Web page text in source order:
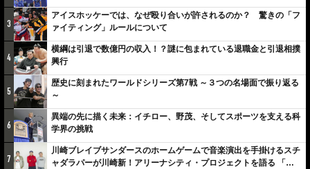
3
アイスホッケーでは、なぜ殴り合いが許されるのか？ 驚きの「フ
ァイティング」ルールについて
4
横綱は引退で数億円の収入！？謎に包まれている退職金と引退相撲
興行
5
歴史に刻まれたワールドシリーズ第7戦 ～３つの名場面で振り返る
～
6
異端の先に描く未来：イチロー、野茂、そしてスポーツを支える科
学界の挑戦
7
川崎ブレイブサンダースのホームゲームで音楽演出を手掛けるスチ
ャダラパーが川崎新！アリーナシティ・プロジェクトを語る 「楽